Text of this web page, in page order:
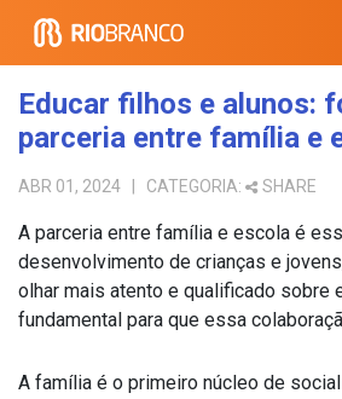
Educar filhos e alunos:
parceria entre família e
ABR 01, 2024 | CATEGORIA: SHARE
A parceria entre família e escola é
desenvolvimento de crianças e
olhar mais atento e qualificado sobre
fundamental para que essa
A família é o primeiro núcleo de